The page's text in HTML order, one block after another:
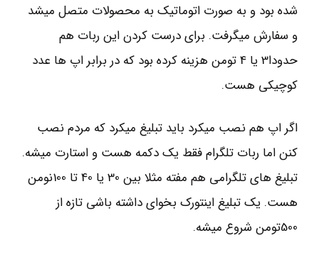
شده بود و به صورت اتوماتیک به محصولات متصل میشد
و سفارش میگرفت. برای درست کردن این ربات هم
حدودا3 یا 4 تومن هزینه کرده بود که در برابر اپ ها عدد
کوچیکی هست.
اگر اپ هم نصب میکرد باید تبلیغ میکرد که مردم نصب
کنن اما ربات تلگرام فقط یک دکمه هست و استارت میشه.
تبلیغ های تلگرامی هم مفته مثلا بین 30 یا 40 تا 100نومن
هست. یک تبلیغ اینتورک بخوای داشته باشی تازه از
500تومن شروع میشه.